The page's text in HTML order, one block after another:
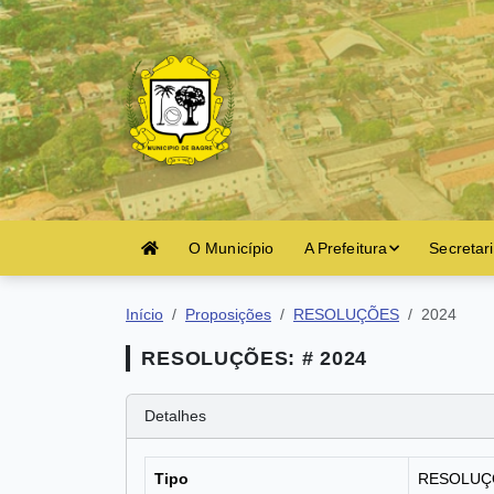
O Município A Prefeitura
Início Proposições RESOLUÇÕES 2024
RESOLUÇÕES: # 2024
Detalhes
Tipo